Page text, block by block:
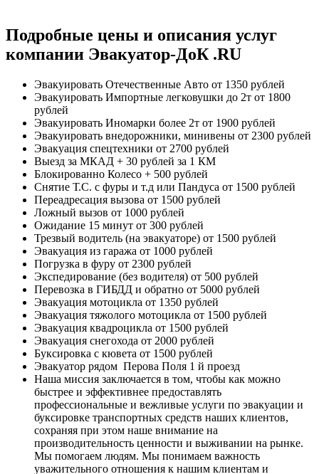
Подробные цены и описания услуг
компании Эвакуатор-ДоК .RU
Эвакуировать Отечественные Авто от 1350 рублей
Эвакуировать Импортные легковушки до 2т от 1800
рублей
Эвакуировать Иномарки более 2т от 1900 рублей
Эвакуировать внедорожники, минивены от 2300 рублей
Эвакуация спецтехники от 2700 рублей
Выезд за МКАД + 30 рублей за 1 КМ
Блокированно Колесо + 500 рублей
Снятие Т.С. с фуры и т.д или Пандуса от 1500 рублей
Переадресация вызова от 1500 рублей
Ложный вызов от 1000 рублей
Ожидание 15 минут от 300 рублей
Трезвый водитель (на эвакуаторе) от 1500 рублей
Эвакуация из гаража от 1000 рублей
Погрузка в фуру от 2300 рублей
Экспедирование (без водителя) от 500 рублей
Перевозка в ГИБДД и обратно от 5000 рублей
Эвакуация мотоцикла от 1350 рублей
Эвакуация тяжолого мотоцикла от 1500 рублей
Эвакуация квадроцикла от 1500 рублей
Эвакуация снегохода от 2000 рублей
Буксировка с кювета от 1500 рублей
Эвакуатор рядом Перова Поля 1 й проезд
Наша миссия заключается в том, чтобы как можно
быстрее и эффективнее предоставлять
профессиональные и вежливые услуги по эвакуации и
буксировке транспортных средств наших клиентов,
сохраняя при этом наше внимание на
производительность ценности и выживании на рынке.
Мы помогаем людям. Мы понимаем важность
уважительного отношения к нашим клиентам и